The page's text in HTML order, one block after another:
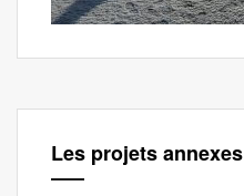
Les projets annexes